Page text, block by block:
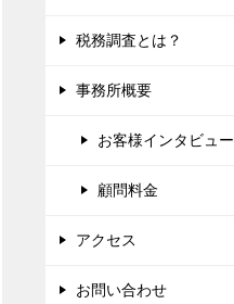
税務調査とは？
事務所概要
お客様インタビュー
顧問料金
アクセス
お問い合わせ